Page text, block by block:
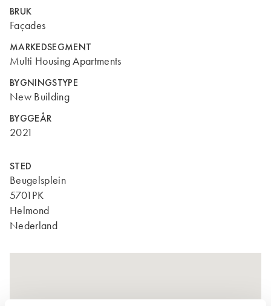
BRUK
Façades
MARKEDSEGMENT
Multi Housing Apartments
BYGNINGSTYPE
New Building
BYGGEÅR
2021
STED
Beugelsplein
5701PK
Helmond
Nederland